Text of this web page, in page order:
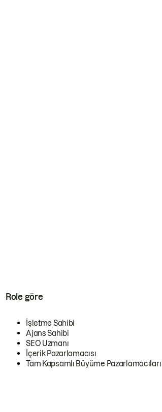
Role göre
İşletme Sahibi
Ajans Sahibi
SEO Uzmanı
İçerik Pazarlamacısı
Tam Kapsamlı Büyüme Pazarlamacıları